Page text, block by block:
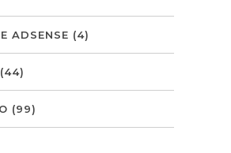
ADSENSE (4)
(44)
(99)